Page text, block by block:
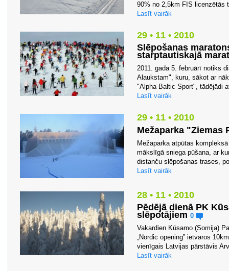
90% no 2,5km FIS licenzētās
Lasīt vairāk
29 • 11 • 2010
Slēpošanas
starptautiskajā
2011. gada 5. februārī notiks
Alaukstam", kuru, sākot ar
"Alpha Baltic Sport", tādējādi
Lasīt vairāk
29 • 11 • 2010
Mežaparka "Ziemas
Mežaparka atpūtas
mākslīgā sniega pūšana, ar
distanču slēpošanas trases,
Lasīt vairāk
28 • 11 • 2010
Pēdējā dienā PK
slēpotājiem 0
Vakardien Kūsamo (Somija)
„Nordic opening” ietvaros
vienīgais Latvijas pārstāvis
Lasīt vairāk